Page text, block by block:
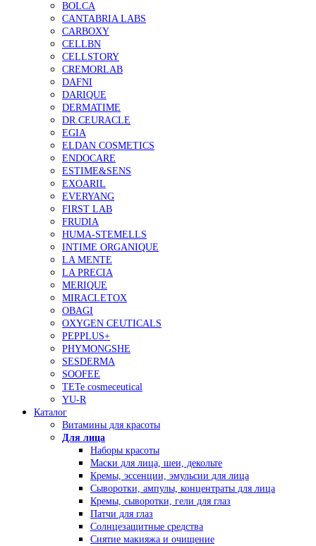
BOLCA
CANTABRIA LABS
CARBOXY
CELLBN
CELLSTORY
CREMORLAB
DAFNI
DARIQUE
DERMATIME
DR.CEURACLE
EGIA
ELDAN COSMETICS
ENDOCARE
ESTIME&SENS
EXOARIL
EVERYANG
FIRST LAB
FRUDIA
HUMA-STEMELLS
INTIME ORGANIQUE
LA MENTE
LA PRECIA
MERIQUE
MIRACLETOX
OBAGI
OXYGEN CEUTICALS
PEPPLUS+
PHYMONGSHE
SESDERMA
SOOFEE
TETe cosmeceutical
YU-R
Каталог
Витамины для красоты
Для лица
Наборы красоты
Маски для лица, шеи, декольте
Кремы, эссенции, эмульсии для лица
Сыворотки, ампулы, концентраты для лица
Кремы, сыворотки, гели для глаз
Патчи для глаз
Солнцезащитные средства
Снятие макияжа и очищение